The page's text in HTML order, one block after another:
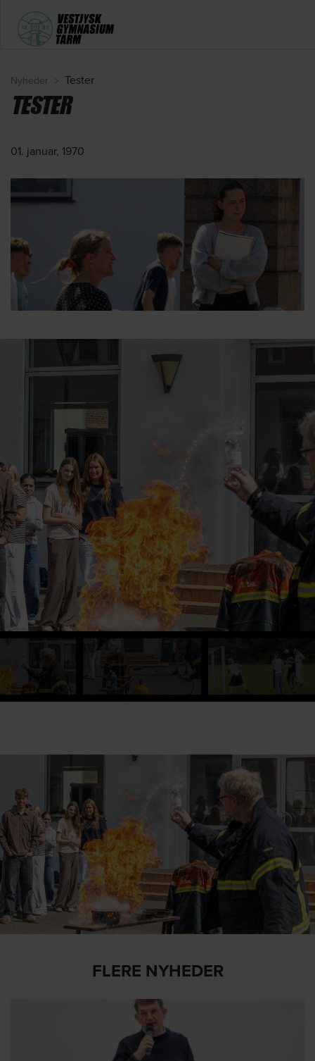
Nyheder > Tester
TESTER
01. januar, 1970
FLERE NYHEDER